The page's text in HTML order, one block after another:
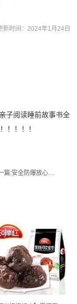
新时间：2024年1月24日
子阅读睡前故事书全
！！！！
篇: 安全防爆放心用！贝美家家居旗舰店！【发随机款！】充电防爆热水袋